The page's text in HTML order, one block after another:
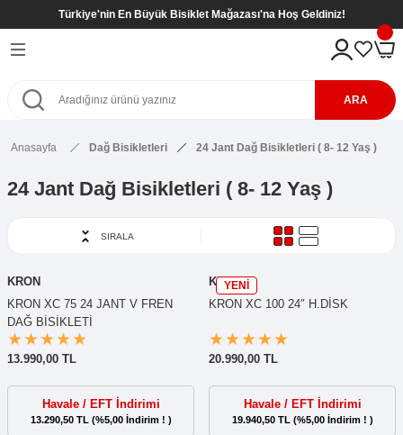
Türkiye'nin En Büyük Bisiklet Mağazası'na Hoş Geldiniz!
Geri Dön
( 6- 9 Yaş )
Geri Dön
Geri Dön
Geri Dön
ARA
Anasayfa Dağ Bisikletleri 24 Jant Dağ Bisikletleri ( 8- 12 Yaş )
24 Jant Dağ Bisikletleri ( 8- 12 Yaş )
SIRALA
KRON
KRON XC 75 24 JANT V FREN
DAĞ BİSİKLETİ
13.990,00 TL
Havale / EFT İndirimi
13.290,50 TL (%5,00 İndirim ! )
YENİ
KRON
KRON XC 100 24″ H.DİSK
20.990,00 TL
Havale / EFT İndirimi
19.940,50 TL (%5,00 İndirim ! )